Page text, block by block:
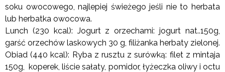
soku owocowego, najlepiej świeżego jeśli nie to herbata
lub herbatka owocowa.
Lunch (230 kcal): Jogurt z orzechami: jogurt nat..150g,
garść orzechów laskowych 30 g, filiżanka herbaty zielonej.
Obiad (440 kcal): Ryba z rusztu z surówką: filet z mintaja
150g, koperek, liście sałaty, pomidor, łyżeczka oliwy i octu